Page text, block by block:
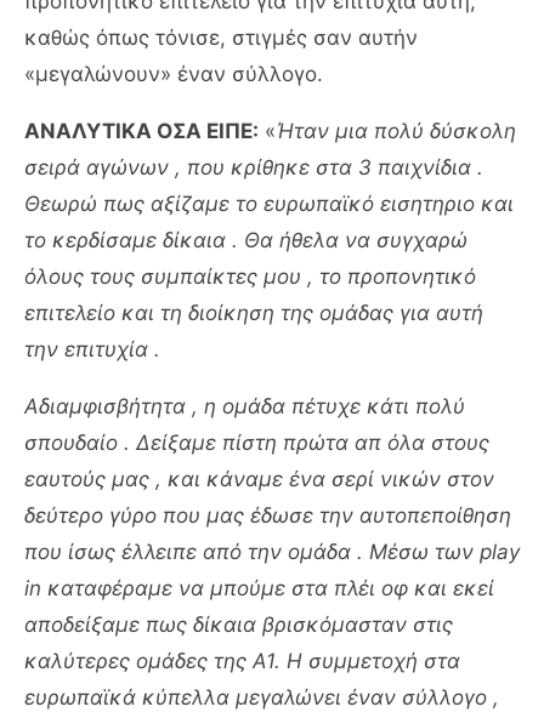
καθώς όπως τόνισε, στιγμές σαν αυτήν
«μεγαλώνουν» έναν σύλλογο.
ΑΝΑΛΥΤΙΚΑ ΟΣΑ ΕΙΠΕ: «Ήταν μια πολύ δύσκολη
σειρά αγώνων , που κρίθηκε στα 3 παιχνίδια .
Θεωρώ πως αξίζαμε το ευρωπαϊκό εισητηριο και
το κερδίσαμε δίκαια . Θα ήθελα να συγχαρώ
όλους τους συμπαίκτες μου , το προπονητικό
επιτελείο και τη διοίκηση της ομάδας για αυτή
την επιτυχία .
Αδιαμφισβήτητα , η ομάδα πέτυχε κάτι πολύ
σπουδαίο . Δείξαμε πίστη πρώτα απ όλα στους
εαυτούς μας , και κάναμε ένα σερί νικών στον
δεύτερο γύρο που μας έδωσε την αυτοπεποίθηση
που ίσως έλλειπε από την ομάδα . Μέσω των play
in καταφέραμε να μπούμε στα πλέι οφ και εκεί
αποδείξαμε πως δίκαια βρισκόμασταν στις
καλύτερες ομάδες της Α1. Η συμμετοχή στα
ευρωπαϊκά κύπελλα μεγαλώνει έναν σύλλογο ,